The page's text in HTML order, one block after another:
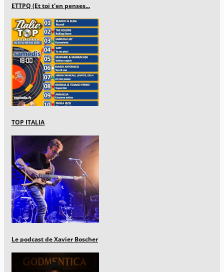
ETTPQ (Et toi t'en penses...
TOP ITALIA
Le podcast de Xavier Boscher